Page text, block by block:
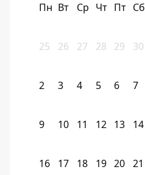
Пн Вт Ср Чт Пт Сб
25 26 27 28 29 30
2 3 4 5 6 7
9 10 11 12 13 14
16 17 18 19 20 21